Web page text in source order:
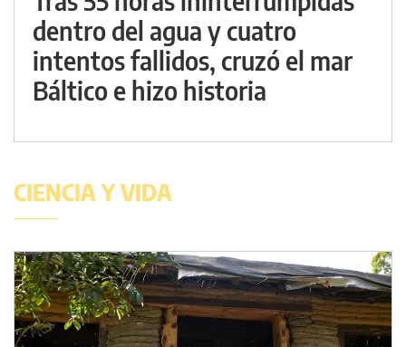
dentro del agua y cuatro
intentos fallidos, cruzó el mar
Báltico e hizo historia
CIENCIA Y VIDA